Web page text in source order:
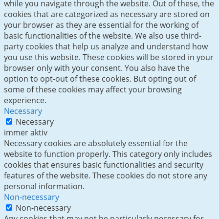
while you navigate through the website. Out of these, the
cookies that are categorized as necessary are stored on
your browser as they are essential for the working of
basic functionalities of the website. We also use third-
party cookies that help us analyze and understand how
you use this website. These cookies will be stored in your
browser only with your consent. You also have the
option to opt-out of these cookies. But opting out of
some of these cookies may affect your browsing
experience.
Necessary
Necessary
immer aktiv
Necessary cookies are absolutely essential for the
website to function properly. This category only includes
cookies that ensures basic functionalities and security
features of the website. These cookies do not store any
personal information.
Non-necessary
Non-necessary